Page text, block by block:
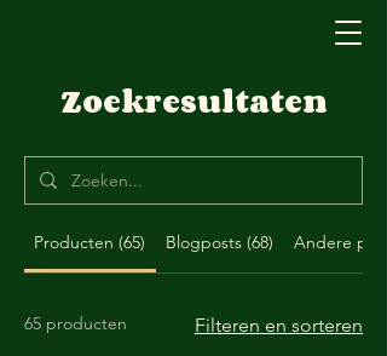
Zoekresultaten
Producten (65) Blogposts (68) Andere
65 producten Filteren en sorteren